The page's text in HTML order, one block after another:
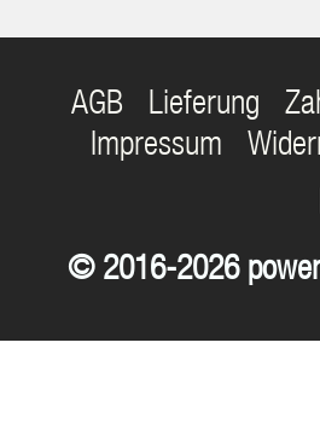
AGB Lieferung
Impressum
© 2016-2026